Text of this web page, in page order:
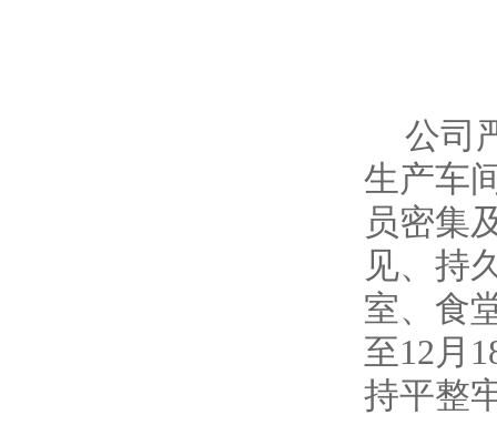
公司
生产车
员密集
见、持
室、食
至12月
持平整